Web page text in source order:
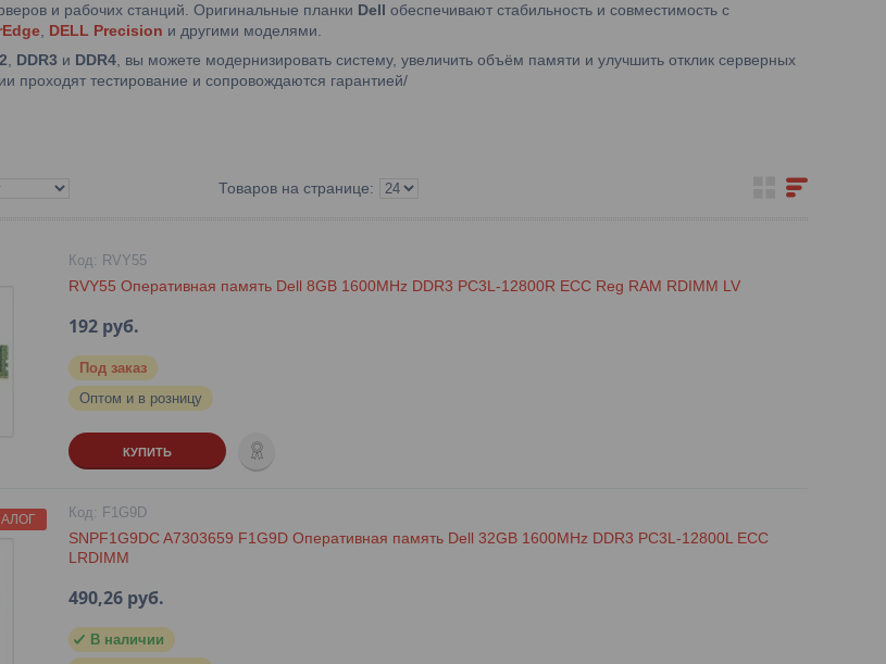
и рабочих станций. Оригинальные планки Dell обеспечивают стабильность и совместимость с
DELL Precision и другими моделями.
DDR3 и DDR4 , вы можете модернизировать систему, увеличить объём памяти и улучшить отклик серверных
проходят тестирование и сопровождаются гарантией/
RVY55
RVY55 Оперативная память Dell 8GB 1600MHz DDR3 PC3L-12800R ECC Reg RAM RDIMM LV
192 руб.
Под заказ
Оптом и в розницу
КУПИТЬ
F1G9D
SNPF1G9DC A7303659 F1G9D Оперативная память Dell 32GB 1600MHz DDR3 PC3L-12800L ECC
LRDIMM
490,26 руб.
В наличии